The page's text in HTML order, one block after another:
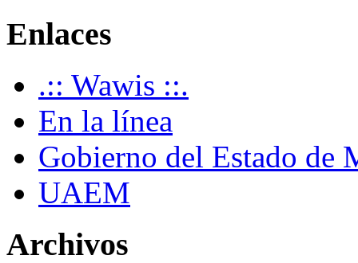
Enlaces
.:: Wawis ::.
En la línea
Gobierno del Estado de
UAEM
Archivos